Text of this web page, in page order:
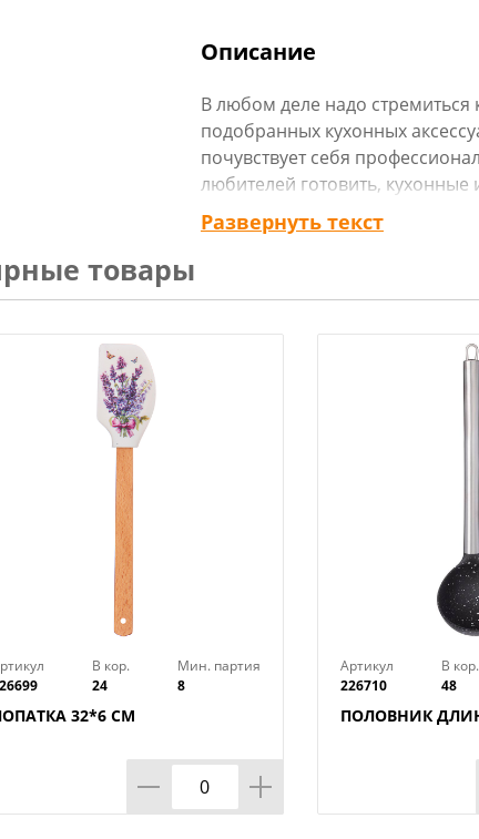
Описание
В любом деле надо
подобранных кухонных
почувствует себя
любителей готовить,
важными, полезными и
неоспоримыми
Развернуть текст
товары
В кор.
24
Мин. партия
8
32*6 СМ
Артикул
226710
В кор.
48
ПОЛОВНИК